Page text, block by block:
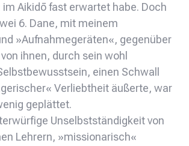
Aikidō fast erwartet habe. Doch
6. Dane, mit meinem
»Aufnahmegeräten«, gegenüber
ihnen, durch sein wohl
einen Schwall
Verliebtheit äußerte, war
geplättet.
Unselbstständigkeit von
Lehrern, »missionarisch«